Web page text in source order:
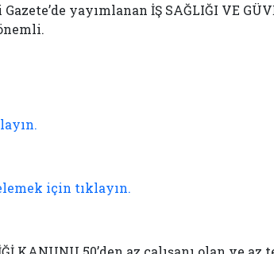
yayımlanan İŞ SAĞLIĞI VE
için tıklayın.